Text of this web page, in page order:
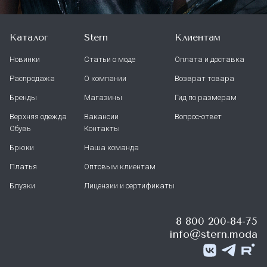
Каталог
Новинки
Распродажа
Бренды
Верхняя одежда
Обувь
Брюки
Платья
Блузки
Stern
Статьи о моде
О компании
Магазины
Вакансии
Контакты
Наша команда
Оптовым клиентам
Лицензии и сертификаты
Клиентам
Оплата и доставка
Возврат товара
Гид по размерам
Вопрос-ответ
8 800 200-84-75
info@stern.moda